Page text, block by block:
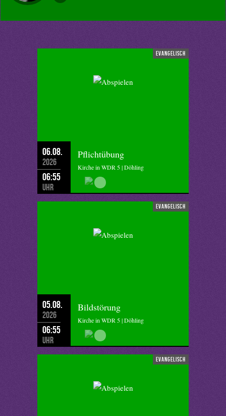
evangelisch
06.08.
2026
06:55
Uhr
Pflichtübung
Kirche in WDR 5 | Döhling
evangelisch
05.08.
2026
06:55
Uhr
Bildstörung
Kirche in WDR 5 | Döhling
evangelisch